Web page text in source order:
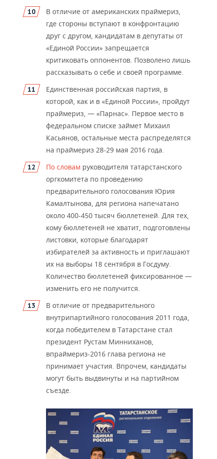
В отличие от американских праймериз,
где стороны вступают в конфронтацию
друг с другом, кандидатам в депутаты от
«Единой России» запрещается
критиковать оппонентов. Позволено лишь
рассказывать о себе и своей программе.
Единственная российская партия, в
которой, как и в «Единой России», пройдут
праймериз, — «Парнас». Первое место в
федеральном списке займет Михаил
Касьянов, остальные места распределятся
на праймериз 28-29 мая 2016 года.
По словам руководителя татарстанского
оргкомитета по проведению
предварительного голосования Юрия
Камалтынова, для региона напечатано
около 400-450 тысяч бюллетеней. Для тех,
кому бюллетеней не хватит, подготовлены
листовки, которые благодарят
избирателей за активность и приглашают
их на выборы 18 сентября в Госдуму.
Количество бюллетеней фиксированное —
изменить его не получится.
В отличие от предварительного
внутрипартийного голосования 2011 года,
когда победителем в Татарстане стал
президент Рустам Минниханов,
впраймериз-2016 глава региона не
принимает участия. Впрочем, кандидаты
могут быть выдвинуты и на партийном
съезде.